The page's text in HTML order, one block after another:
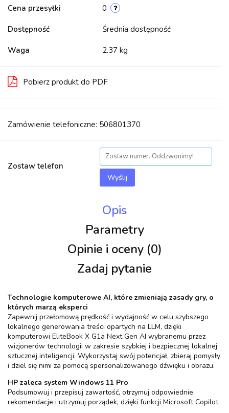
Cena przesyłki 0
Dostępność Średnia dostępność
Waga 2.37 kg
Pobierz produkt do PDF
Zamówienie telefoniczne: 506801370
Zostaw telefon
Wyślij
Opis
Parametry
Opinie i oceny (0)
Zadaj pytanie
Technologie komputerowe AI, które zmieniają zasady gry, o
których marzą eksperci
Zapewnij przełomową prędkość i wydajność w celu szybszego
lokalnego generowania treści opartych na LLM, dzięki
komputerowi EliteBook X G1a Next Gen AI wybranemu przez
wizjonerów technologii w zakresie szybkiej i bezpiecznej lokalnej
sztucznej inteligencji. Wykorzystaj swój potencjał, zbieraj pomysły
i dziel się nimi za pomocą spersonalizowanego dźwięku i obrazu.
HP zaleca system Windows 11 Pro
Podsumowuj i przepisuj zawartość, otrzymuj odpowiednie
rekomendacje i utrzymuj porządek, dzięki funkcji Microsoft Copilot.